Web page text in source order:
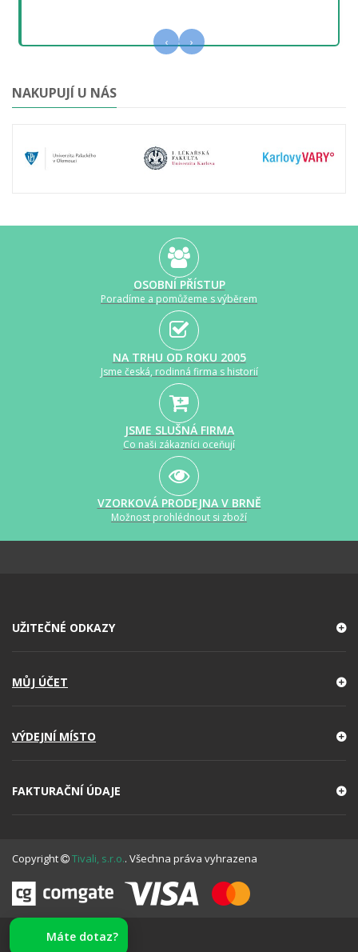
‹ ›
NAKUPUJÍ U NÁS
OSOBNÍ PŘÍSTUP
Poradíme a pomůžeme s výběrem
NA TRHU OD ROKU 2005
Jsme česká, rodinná firma s historií
JSME SLUŠNÁ FIRMA
Co naši zákazníci oceňují
VZORKOVÁ PRODEJNA V BRNĚ
Možnost prohlédnout si zboží
UŽITEČNÉ ODKAZY
MŮJ ÚČET
VÝDEJNÍ MÍSTO
FAKTURAČNÍ ÚDAJE
Copyright Tivali, s.r.o.. Všechna práva vyhrazena
Máte dotaz?